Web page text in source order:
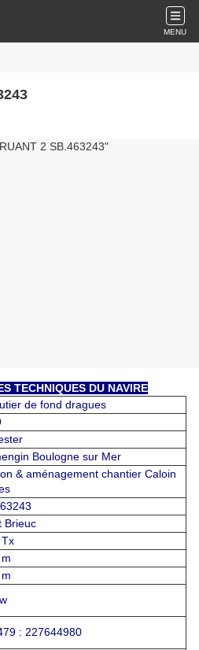
MENU
TECHNIQUES DU NAVIRE
de fond dragues
Boulogne sur Mer
& aménagement chantier Caloin
Brieuc
: 227644980